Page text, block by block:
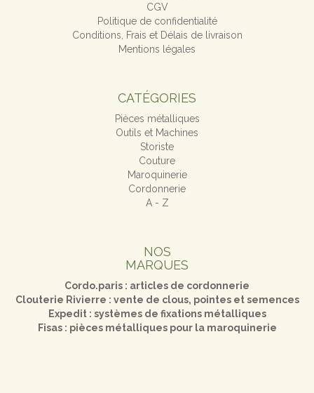
CGV
Politique de confidentialité
Conditions, Frais et Délais de livraison
Mentions légales
CATÉGORIES
Pièces métalliques
Outils et Machines
Storiste
Couture
Maroquinerie
Cordonnerie
A - Z
NOS
MARQUES
Cordo.paris : articles de cordonnerie
Clouterie Rivierre : vente de clous, pointes et semences
Expedit : systèmes de fixations métalliques
Fisas : pièces métalliques pour la maroquinerie